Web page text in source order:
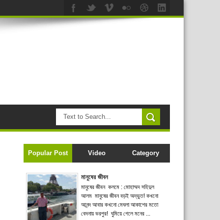
Popular Post Video Category
মানুষের জীবন
মানুষের জীবন কলমে : মোহাম্মদ সহিদুল
আলম মানুষের জীবন বড়ই অদ্ভুত! কখনো
আনন্দ আবার কখনো মেঘলা আকাশের মতো
বেদনায় ভরপুর! ঘুমিয়ে গেলে মনের ...